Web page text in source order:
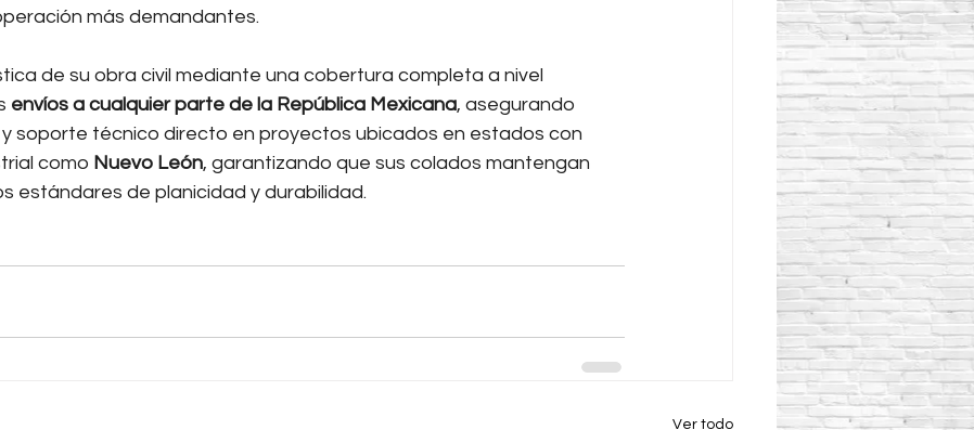
más demandantes.
de su obra civil mediante una cobertura completa a nivel
envíos a cualquier parte de la República Mexicana, asegurando
soporte técnico directo en proyectos ubicados en estados con
como Nuevo León, garantizando que sus colados mantengan
estándares de planicidad y durabilidad.
Ver todo